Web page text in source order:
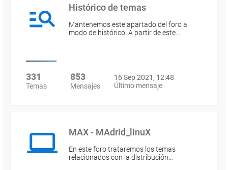
Histórico de temas
Mantenemos este apartado del foro a
modo de histórico. A partir de este…
331
Temas
853
Mensajes
16 Sep 2021, 12:48
Último mensaje
MAX - MAdrid_linuX
En este foro trataremos los temas
relacionados con la distribución…